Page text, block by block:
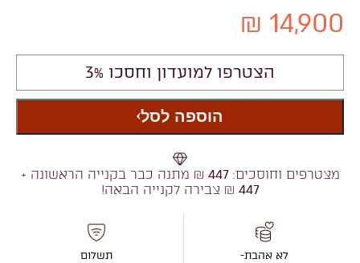
14,900 ₪
הצטרפו למועדון וחסכו 3%
הוספה לסל
מצטרפים וחוסכים:447 ₪ מתנה כבר בקנייה הראשונה +
447 ₪ צבירה לקנייה הבאה!
לא אהבת-
תשלום